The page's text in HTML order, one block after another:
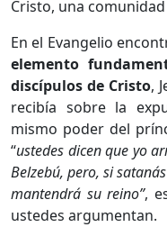
Cristo, una
En el Evangelio
elemento
discípulos de Cristo,
recibía sobre la
mismo poder del
“ustedes dicen que yo
Belzebú, pero, si
mantendrá su reino”,
ustedes argumentan.